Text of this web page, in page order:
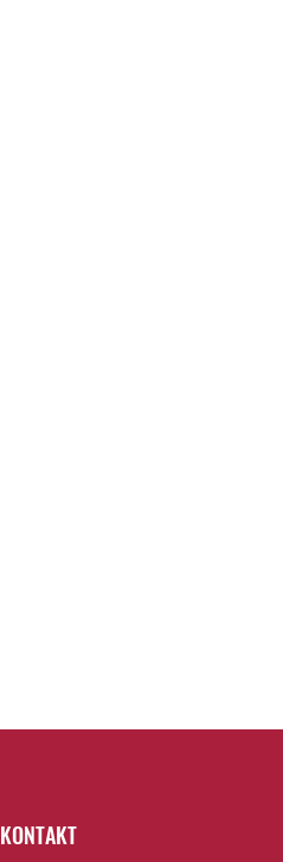
KONTAKT